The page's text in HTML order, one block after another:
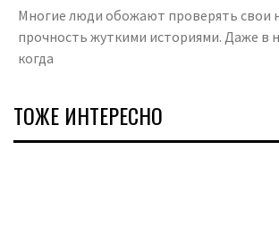
Многие люди обожают проверять свои
прочность жуткими историями. Даже в
когда
ТОЖЕ ИНТЕРЕСНО